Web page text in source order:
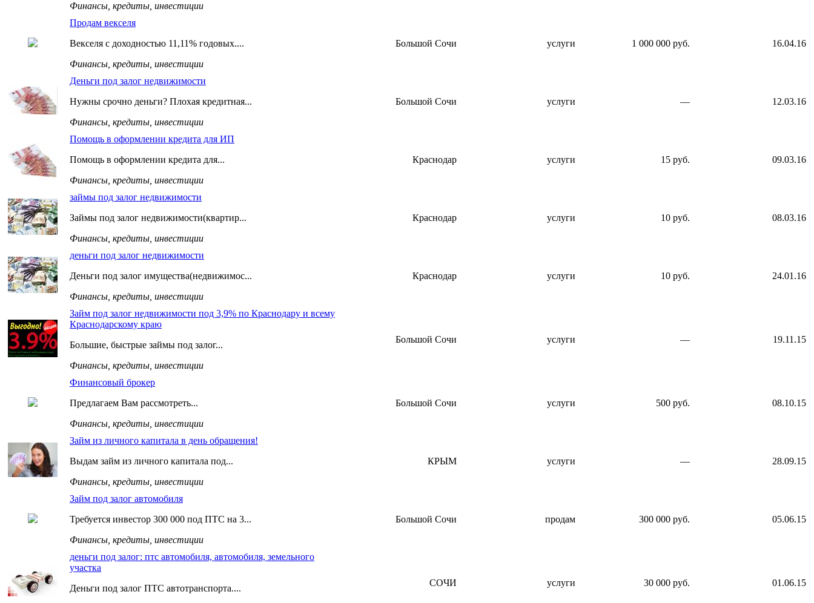
Финансы, кредиты, инвестиции
Продам векселя
Векселя с доходностью 11,11% годовых....
Финансы, кредиты, инвестиции
Большой Сочи услуги 1 000 000 руб. 16.04.16
Деньги под залог недвижимости
Нужны срочно деньги? Плохая кредитная...
Финансы, кредиты, инвестиции
Большой Сочи услуги — 12.03.16
Помощь в оформлении кредита для ИП
Помощь в оформлении кредита для...
Финансы, кредиты, инвестиции
Краснодар услуги 15 руб. 09.03.16
займы под залог недвижимости
Займы под залог недвижимости(квартир...
Финансы, кредиты, инвестиции
Краснодар услуги 10 руб. 08.03.16
деньги под залог недвижимости
Деньги под залог имущества(недвижимос...
Финансы, кредиты, инвестиции
Краснодар услуги 10 руб. 24.01.16
Займ под залог недвижимости под 3,9% по Краснодару и всему
Краснодарскому краю
Большие, быстрые займы под залог...
Финансы, кредиты, инвестиции
Большой Сочи услуги — 19.11.15
Финансовый брокер
Предлагаем Вам рассмотреть...
Финансы, кредиты, инвестиции
Большой Сочи услуги 500 руб. 08.10.15
Займ из личного капитала в день обращения!
Выдам займ из личного капитала под...
Финансы, кредиты, инвестиции
КРЫМ услуги — 28.09.15
Займ под залог автомобиля
Требуется инвестор 300 000 под ПТС на 3...
Финансы, кредиты, инвестиции
Большой Сочи продам 300 000 руб. 05.06.15
деньги под залог: птс автомобиля, автомобиля, земельного
участка
Деньги под залог ПТС автотранспорта....
СОЧИ услуги 30 000 руб. 01.06.15